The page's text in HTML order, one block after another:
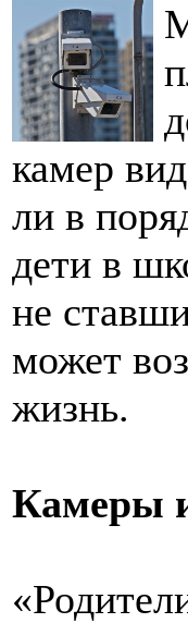
камер
ли в
дети в
не
может
жизнь.
Камеры